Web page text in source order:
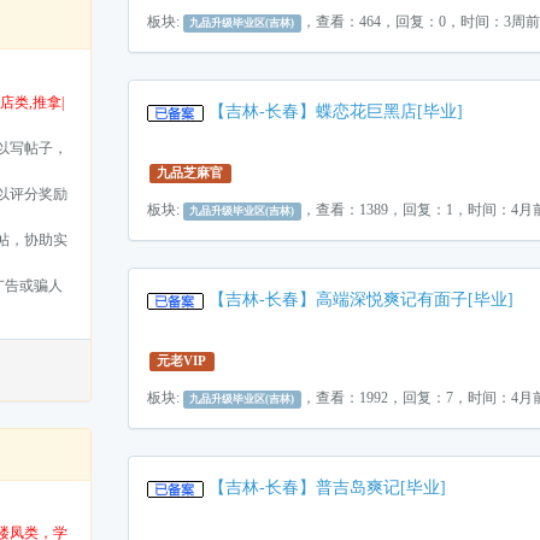
类,推拿|
写帖子，
评分奖励
，协助实
或骗人
凤类，学
板块: 九品升级毕业区(吉林) ，查看：464，回复：0，时间：3周前
【吉林-长春】蝶恋花巨黑店[毕业]
九品芝麻官
板块: 九品升级毕业区(吉林) ，查看：1389，回复：1，时间：4月
【吉林-长春】高端深悦爽记有面子[毕业]
元老VIP
板块: 九品升级毕业区(吉林) ，查看：1992，回复：7，时间：4月
【吉林-长春】普吉岛爽记[毕业]